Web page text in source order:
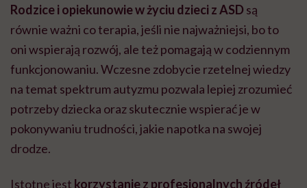
Rodzice i opiekunowie w życiu dzieci z ASD są
równie ważni co terapia, jeśli nie najważniejsi, bo to
oni wspierają rozwój, ale też pomagają w codziennym
funkcjonowaniu. Wczesne zdobycie rzetelnej wiedzy
na temat spektrum autyzmu pozwala lepiej zrozumieć
potrzeby dziecka oraz skutecznie wspierać je w
pokonywaniu trudności, jakie napotka na swojej
drodze.
Istotne jest korzystanie z profesjonalnych źródeł